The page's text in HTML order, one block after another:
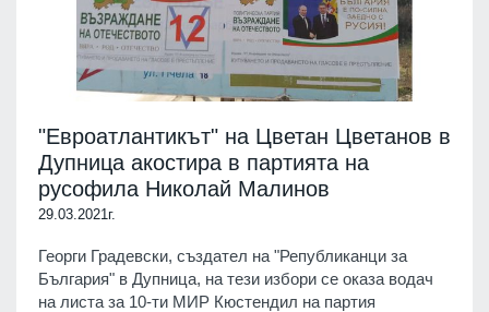
"Евроатлантикът" на Цветан Цветанов в
Дупница акостира в партията на
русофила Николай Малинов
29.03.2021г.
Георги Градевски, създател на "Републиканци за
България" в Дупница, на тези избори се оказа водач
на листа за 10-ти МИР Кюстендил на партия